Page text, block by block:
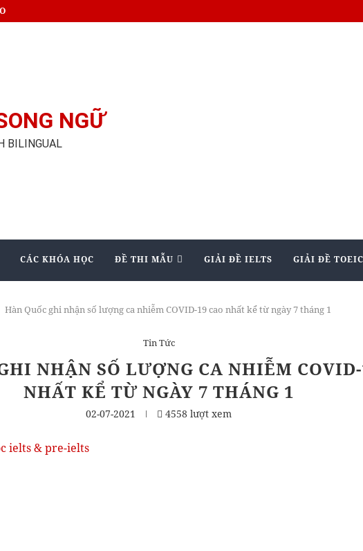
NGỮ
BILINGUAL
CÁC KHÓA HỌC ĐỀ THI MẪU GIẢI ĐỀ IELTS GIẢI ĐỀ TOEIC
Hàn Quốc ghi nhận số lượng ca nhiễm COVID-19 cao nhất kể từ ngày 7 tháng 1
Tin Tức
NHẬN SỐ LƯỢNG CA NHIỄM COVID-
NHẤT KỂ TỪ NGÀY 7 THÁNG 1
02-07-2021 4558 lượt xem